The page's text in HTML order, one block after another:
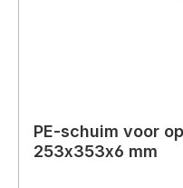
PE-schuim voor
253x353x6 mm